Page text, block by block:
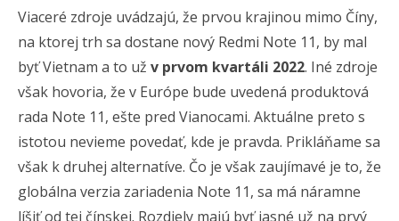
Viaceré zdroje uvádzajú, že prvou krajinou mimo Číny,
na ktorej trh sa dostane nový Redmi Note 11, by mal
byť Vietnam a to už v prvom kvartáli 2022. Iné zdroje
však hovoria, že v Európe bude uvedená produktová
rada Note 11, ešte pred Vianocami. Aktuálne preto s
istotou nevieme povedať, kde je pravda. Prikláňame sa
však k druhej alternatíve. Čo je však zaujímavé je to, že
globálna verzia zariadenia Note 11, sa má náramne
líšiť od tej čínskej. Rozdiely majú byť jasné už na prvý